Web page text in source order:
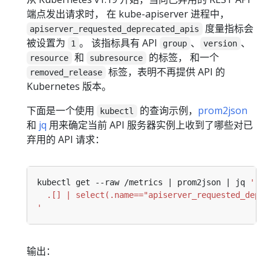
端点发出请求时， 在 kube-apiserver 进程中，
apiserver_requested_deprecated_apis
度量指标会
被设置为
1 。 该指标具有 API group 、 version 、
resource 和 subresource 的标签， 和一个
removed_release
标签，表明不再提供 API 的
Kubernetes 版本。
下面是一个使用
kubectl 的查询示例， prom2json
和 jq 用来确定当前 API 服务器实例上收到了哪些对已
弃用的 API 请求：
kubectl get --raw /metrics | prom2json | jq
'
输出：